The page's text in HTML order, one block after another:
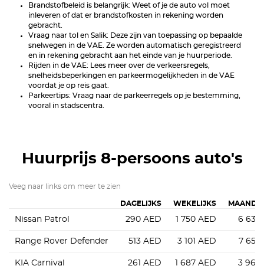
Brandstofbeleid is belangrijk: Weet of je de auto vol moet
inleveren of dat er brandstofkosten in rekening worden
gebracht.
Vraag naar tol en Salik: Deze zijn van toepassing op bepaalde
snelwegen in de VAE. Ze worden automatisch geregistreerd
en in rekening gebracht aan het einde van je huurperiode.
Rijden in de VAE: Lees meer over de verkeersregels,
snelheidsbeperkingen en parkeermogelijkheden in de VAE
voordat je op reis gaat.
Parkeertips: Vraag naar de parkeerregels op je bestemming,
vooral in stadscentra.
Huurprijs 8-persoons auto's
Veeg naar links om meer te zien
DAGELIJKS WEKELIJKS
Nissan Patrol 290 AED 1 750 AED 6 630
Range Rover Defender 513 AED 3 101 AED 7 650
KIA Carnival 261 AED 1 687 AED 3 960